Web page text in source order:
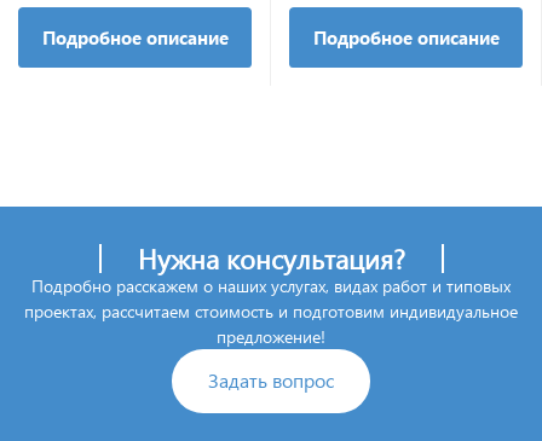
Подробное описание Подробное описание
Нужна консультация?
Подробно расскажем о наших услугах, видах работ и типовых
проектах, рассчитаем стоимость и подготовим индивидуальное
предложение!
Задать вопрос